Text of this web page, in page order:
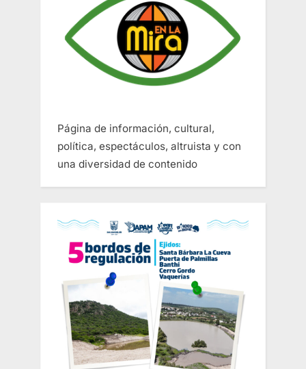
Página de información, cultural,
política, espectáculos, altruista y con
una diversidad de contenido